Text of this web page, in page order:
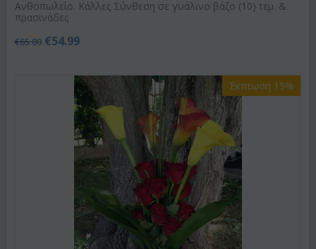
Ανθοπωλείο. Κάλλες Σύνθεση σε γυάλινο βάζο (10) τεμ. &
πρασινάδες
€65.00 €54.99
Έκπτωση 15%